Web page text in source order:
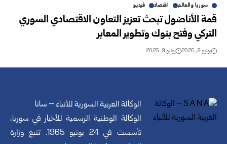
سوريا والعالم اقتصاد فيديو
قمة الأناضول تبحث تعزيز التعاون الاقتصادي السوري
التركي وفتح بنوك وتطوير المعابر
يونيو 9, 2026 يونيو 9, 2026
الوكالة العربية السورية للأنباء – سانا
الوكالة الوطنية الرسمية للأخبار في سوريا،
تأسست في 24 يونيو 1965. تتبع وزارة